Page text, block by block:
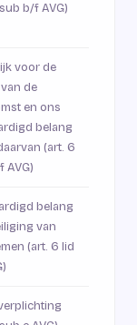
b/f AVG)
voor de
de
en ons
belang
(art. 6
AVG)
belang
van
(art. 6 lid